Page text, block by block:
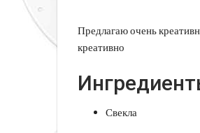
Предлагаю очень
креативно
Свекла